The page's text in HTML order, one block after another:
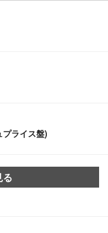
ライス盤)
る